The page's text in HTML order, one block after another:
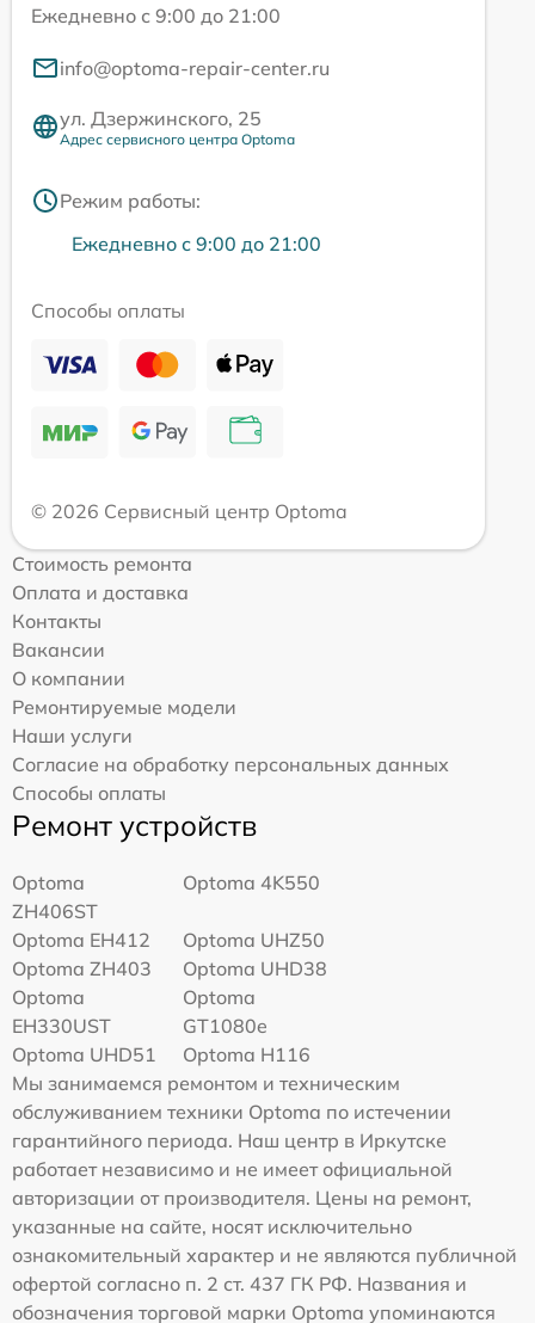
Ежедневно с 9:00 до 21:00
info@optoma-repair-center.ru
ул. Дзержинского, 25
Адрес сервисного центра Optoma
Режим работы:
Ежедневно с 9:00 до 21:00
Способы оплаты
© 2026 Сервисный центр Optoma
Стоимость ремонта
Оплата и доставка
Контакты
Вакансии
О компании
Ремонтируемые модели
Наши услуги
Согласие на обработку персональных данных
Способы оплаты
Ремонт устройств
Optoma
ZH406ST
Optoma 4K550
Optoma EH412
Optoma UHZ50
Optoma ZH403
Optoma UHD38
Optoma
EH330UST
Optoma
GT1080e
Optoma UHD51
Optoma H116
Мы занимаемся ремонтом и техническим
обслуживанием техники Optoma по истечении
гарантийного периода. Наш центр в Иркутске
работает независимо и не имеет официальной
авторизации от производителя. Цены на ремонт,
указанные на сайте, носят исключительно
ознакомительный характер и не являются публичной
офертой согласно п. 2 ст. 437 ГК РФ. Названия и
обозначения торговой марки Optoma упоминаются